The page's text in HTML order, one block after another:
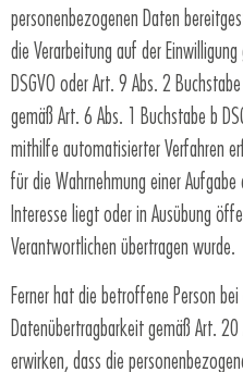
personenbezogenen Daten
die Verarbeitung auf der
DSGVO oder Art. 9 Abs. 2
gemäß Art. 6 Abs. 1 Buchstabe b
mithilfe automatisierter Verfahren
für die Wahrnehmung einer
Interesse liegt oder in Ausübung
Verantwortlichen übertragen wurde.
Ferner hat die betroffene Person
Datenübertragbarkeit gemäß Art. 20
erwirken, dass die